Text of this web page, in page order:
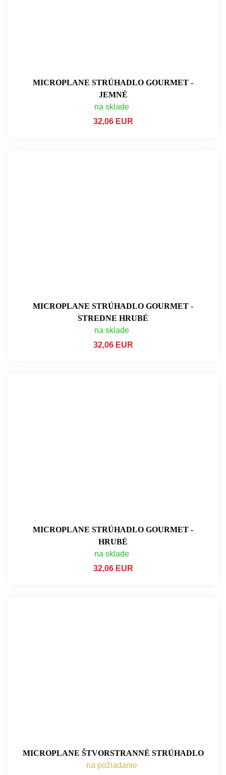
MICROPLANE STRÚHADLO GOURMET -
JEMNÉ
na sklade
32,06 EUR
MICROPLANE STRÚHADLO GOURMET -
STREDNE HRUBÉ
na sklade
32,06 EUR
MICROPLANE STRÚHADLO GOURMET -
HRUBÉ
na sklade
32,06 EUR
MICROPLANE ŠTVORSTRANNÉ STRÚHADLO
na požiadanie